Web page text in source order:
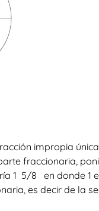
impropia
fraccionaria,
1 5/8
en donde 1
es decir de la